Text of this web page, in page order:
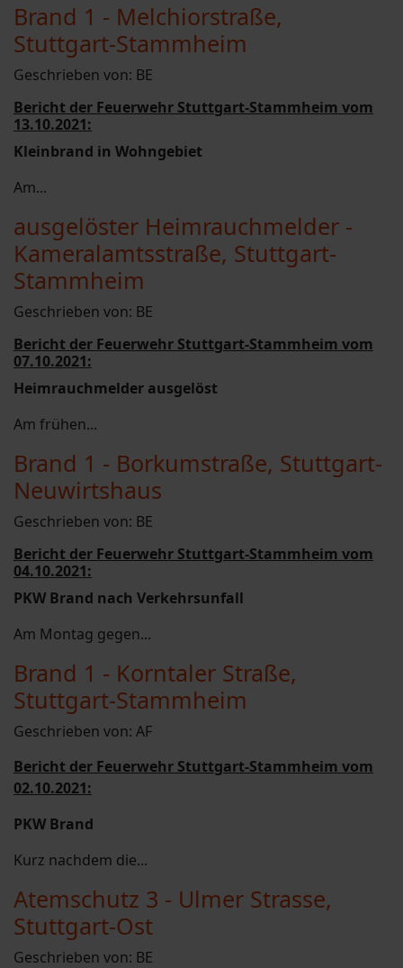
Brand 1 - Melchiorstraße,
Stuttgart-Stammheim
Geschrieben von: BE
Bericht der Feuerwehr Stuttgart-Stammheim vom
13.10.2021:
Kleinbrand in Wohngebiet
Am...
ausgelöster Heimrauchmelder -
Kameralamtsstraße, Stuttgart-
Stammheim
Geschrieben von: BE
Bericht der Feuerwehr Stuttgart-Stammheim vom
07.10.2021:
Heimrauchmelder ausgelöst
Am frühen...
Brand 1 - Borkumstraße, Stuttgart-
Neuwirtshaus
Geschrieben von: BE
Bericht der Feuerwehr Stuttgart-Stammheim vom
04.10.2021:
PKW Brand nach Verkehrsunfall
Am Montag gegen...
Brand 1 - Korntaler Straße,
Stuttgart-Stammheim
Geschrieben von: AF
Bericht der Feuerwehr Stuttgart-Stammheim vom
02.10.2021:
PKW Brand
Kurz nachdem die...
Atemschutz 3 - Ulmer Strasse,
Stuttgart-Ost
Geschrieben von: BE